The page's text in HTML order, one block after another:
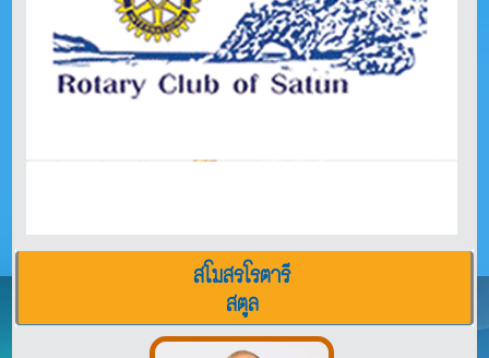
สโมสรโรตารี
สตูล